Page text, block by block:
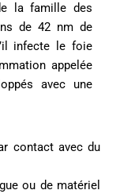
la famille des
de 42 nm de
infecte le foie
appelée
avec une
contact avec du
ou de matériel